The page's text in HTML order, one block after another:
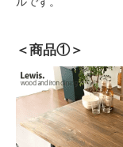
＜商品①＞